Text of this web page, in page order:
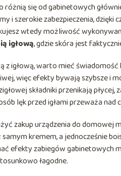
się od gabinetowych
i szerokie zabezpieczenia,
wtedy możliwość
igłową, gdzie skóra jest
igłową, warto mieć
więc efekty bywają szybsze i
składniki przenikają
lęk przed igłami przeważa
zakup urządzenia do domowej
kremem, a jednocześnie
efekty zabiegów gabinetowych
łagodne.